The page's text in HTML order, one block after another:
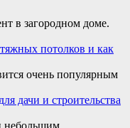
в загородном доме.
потолков и как
очень популярным
дачи и строительства